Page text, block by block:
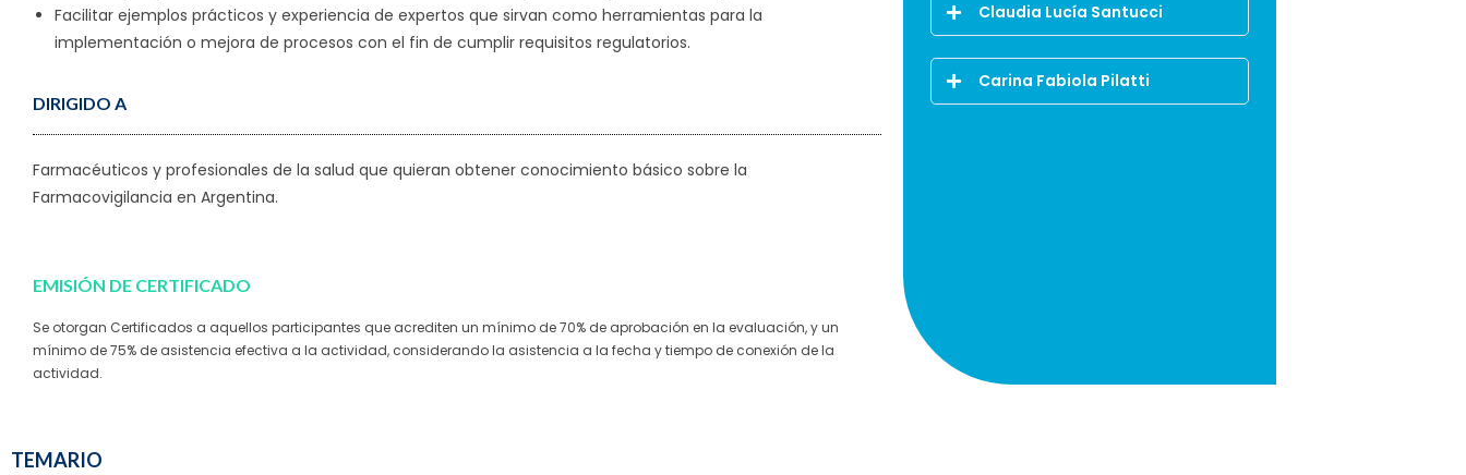
Facilitar ejemplos prácticos y experiencia de expertos que sirvan como herramientas para la
implementación o mejora de procesos con el fin de cumplir requisitos regulatorios.
DIRIGIDO A
Farmacéuticos y profesionales de la salud que quieran obtener conocimiento básico sobre la
Farmacovigilancia en Argentina.
EMISIÓN DE CERTIFICADO
Se otorgan Certificados a aquellos participantes que acrediten un mínimo de 70% de aprobación en la evaluación, y un
mínimo de 75% de asistencia efectiva a la actividad, considerando la asistencia a la fecha y tiempo de conexión de la
actividad.
Claudia Lucía Santucci
Carina Fabiola Pilatti
TEMARIO